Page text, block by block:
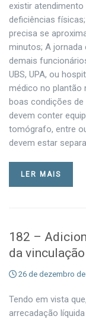
existir
deficiências
precisa se
minutos; A
demais
UBS, UPA, ou
médico no plantão
boas condições de
devem conter
tomógrafo, entre
devem estar
LER MAIS
182 –
da
26 de dezembro
Tendo em vista
arrecadação